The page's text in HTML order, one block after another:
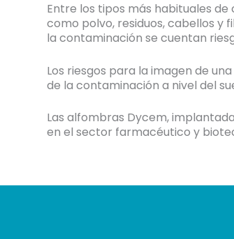
Entre los tipos más habituales
como polvo, residuos, cabellos y
la contaminación se cuentan
Los riesgos para la imagen de
de la contaminación a nivel del
Las alfombras Dycem,
en el sector farmacéutico y